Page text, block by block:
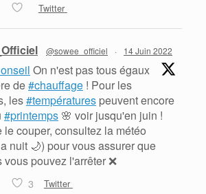
Twitter
@sowee_officiel · 14 Juin 2022
On n'est pas tous égaux
de#chauffage ! Pour les
les#températures peuvent encore
#printemps 🌸 voir jusqu'en juin !
le couper, consultez la météo
nuit 🌙) pour vous assurer que
vous pouvez l'arrêter ❌
3 Twitter